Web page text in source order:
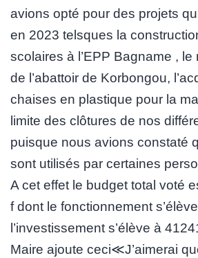
avions opté pour des projets
en 2023 telsques la
scolaires à l’EPP Bagname ,
de l’abattoir de Korbongou,
chaises en plastique pour la
limite des clôtures de nos
puisque nous avions constaté
sont utilisés par certaines
A cet effet le budget total voté
f dont le fonctionnement
l’investissement s’élève à
Maire ajoute ceci≪J’aimerai